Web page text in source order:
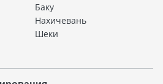
Баку
Нахичевань
Шеки